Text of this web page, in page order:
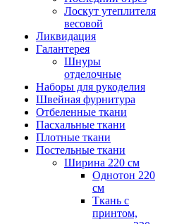
Лоскут утеплителя
весовой
Ликвидация
Галантерея
Шнуры
отделочные
Наборы для рукоделия
Швейная фурнитура
Отбеленные ткани
Пасхальные ткани
Плотные ткани
Постельные ткани
Ширина 220 см
Однотон 220
см
Ткань с
принтом,